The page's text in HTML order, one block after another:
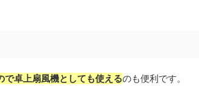
で卓上扇風機としても使えるのも便利です。